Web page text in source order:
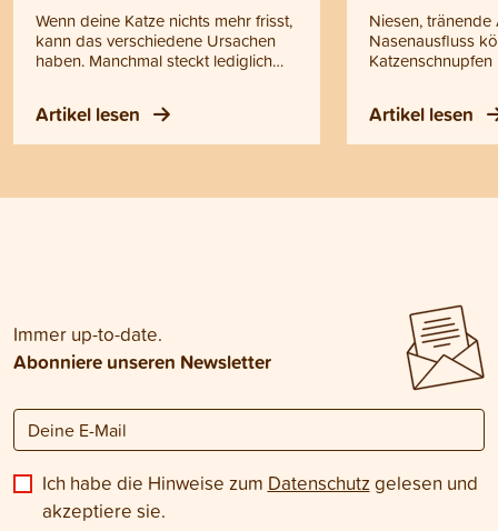
Wenn deine Katze nichts mehr frisst,
kann das verschiedene Ursachen
haben. Manchmal steckt lediglich
dahinter, manchmal können aber
auch gesundheitliche Probleme die
Ursache sein. Doch wann helfen
solltest du zum Tierarzt gehen?
Artikel lesen
Niesen,
Nasenausfluss
einfache
ansteckende
oberen
geschwächte
untersucht
Artikel lesen
Immer up-to-date.
Abonniere unseren Newsletter
Ich habe die Hinweise zum Datenschutz gelesen und
akzeptiere sie.